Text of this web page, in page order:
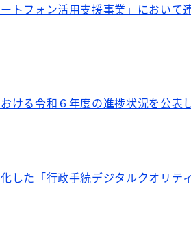
トフォン活用支援事業」において
ける令和６年度の進捗状況を公表
した「行政手続デジタルクオリテ